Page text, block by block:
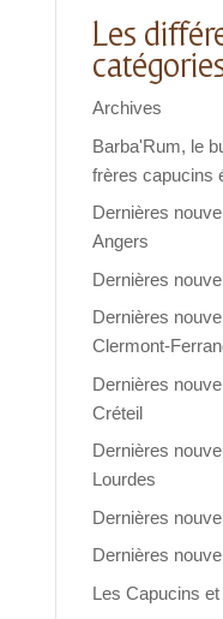
Les
Archives
Barba'Rum, le
frères capucins
Dernières
Angers
Dernières
Dernières
Clermont-
Dernières
Créteil
Dernières
Lourdes
Dernières
Dernières
Les Capucins